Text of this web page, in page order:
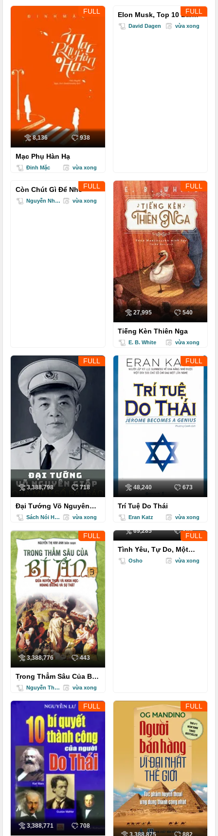
FULL
8,136 938
Mạc Phụ Hàn Hạ
Đinh Mặc vừa xong
FULL
Elon Musk, Top 10 Bài
Học Kinh Doanh
David Dagen vừa xong
FULL
3,388,953 522
Còn Chút Gì Để Nhớ
Nguyễn Nhật Ánh vừa xong
FULL
27,995 540
Tiếng Kèn Thiên Nga
E. B. White vừa xong
FULL
3,388,798 718
Đại Tướng Võ Nguyên
Giáp Qua Một Số Bài Báo
Sách Nói Hướng Dương vừa xong
FULL
48,240 673
Trí Tuệ Do Thái
Eran Katz vừa xong
FULL
3,388,776 443
Trong Thẳm Sâu Của Bí
Ẩn (Tập 3)
Nguyễn Thị Kim Anh vừa xong
FULL
69,285 859
Tình Yêu, Tự Do, Một
MìnhOsho vừa xong
FULL
3,388,771 708
FULL
3,388,875 882